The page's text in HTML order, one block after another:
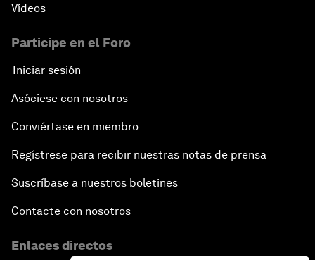
Vídeos
Participe en el Foro
Iniciar sesión
Asóciese con nosotros
Conviértase en miembro
Regístrese para recibir nuestras notas de prensa
Suscríbase a nuestros boletines
Contacte con nosotros
Enlaces directos